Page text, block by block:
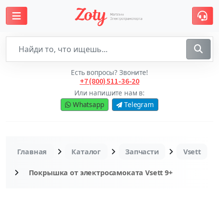
Есть вопросы? Звоните!
+7 (800) 511-36-20
Или напишите нам в:
Whatsapp
Telegram
Главная Каталог Запчасти Vsett
Покрышка от электросамоката Vsett 9+